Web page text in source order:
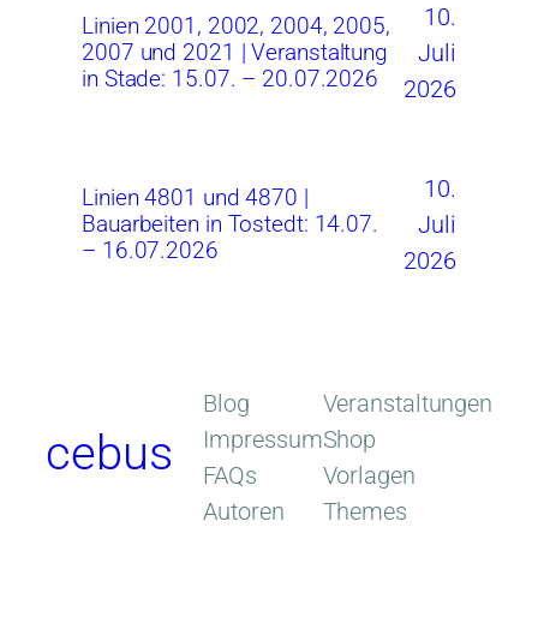
Linien 2001, 2002, 2004, 2005,
2007 und 2021 | Veranstaltung
in Stade: 15.07. – 20.07.2026
10.
Juli
2026
Linien 4801 und 4870 |
Bauarbeiten in Tostedt: 14.07.
– 16.07.2026
10.
Juli
2026
cebus
Blog
Impressum
FAQs
Autoren
Veranstaltungen
Shop
Vorlagen
Themes